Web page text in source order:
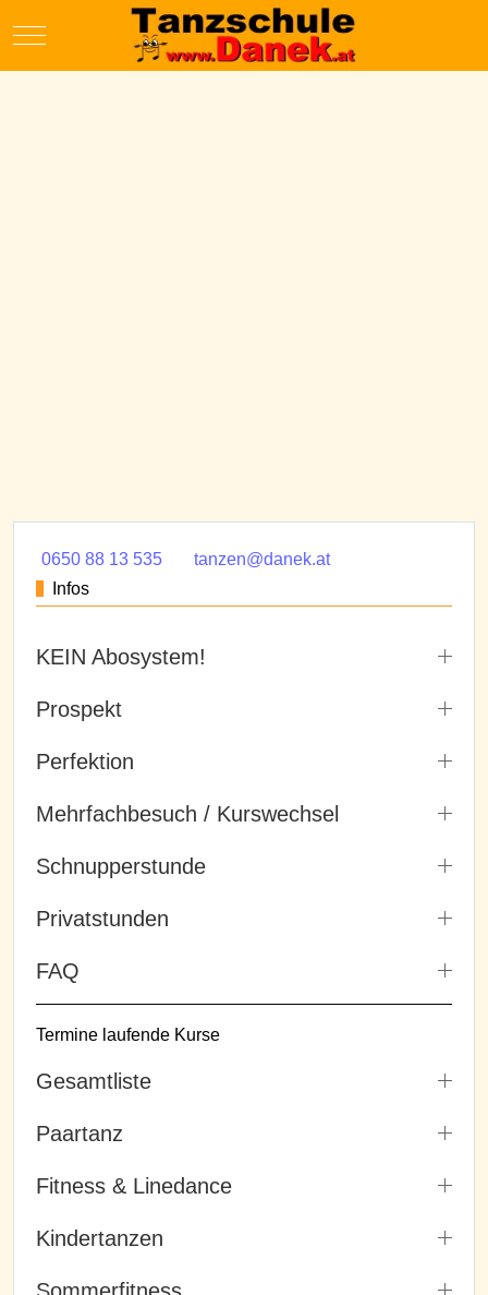
Mobile Menu Toggle
0650 88 13 535
tanzen@danek.at
Infos
KEIN Abosystem!
Prospekt
Perfektion
Mehrfachbesuch / Kurswechsel
Schnupperstunde
Privatstunden
FAQ
Termine laufende Kurse
Gesamtliste
Paartanz
Fitness & Linedance
Kindertanzen